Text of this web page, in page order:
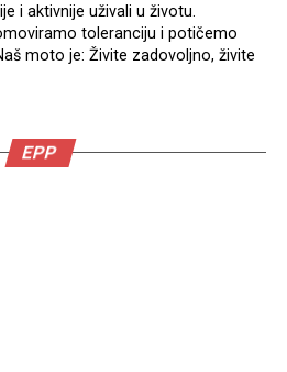
i aktivnije uživali u životu.
toleranciju i potičemo
moto je: Živite zadovoljno, živite
EPP